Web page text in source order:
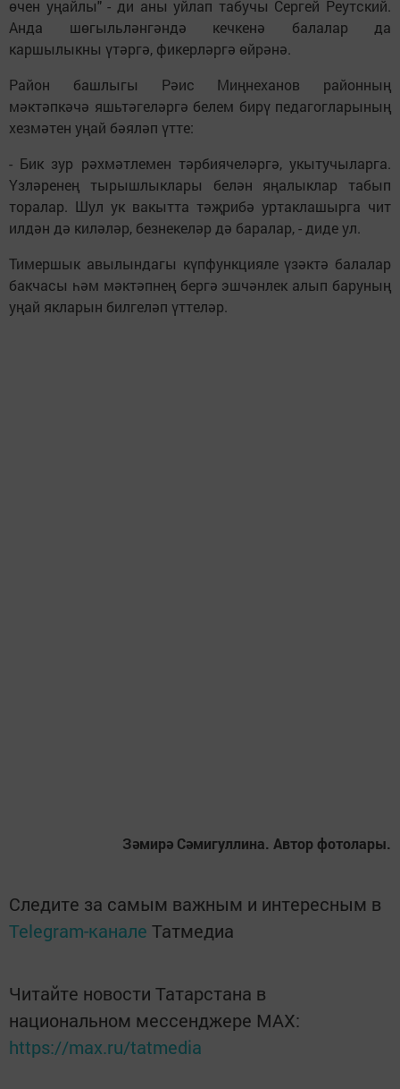
өчен уңайлы" - ди аны уйлап табучы Сергей Реутский.
Анда шөгыльләнгәндә кечкенә балалар да
каршылыкны үтәргә, фикерләргә өйрәнә.
Район башлыгы Рәис Миңнеханов районның
мәктәпкәчә яшьтәгеләргә белем бирү педагогларының
хезмәтен уңай бәяләп үтте:
- Бик зур рәхмәтлемен тәрбиячеләргә, укытучыларга.
Үзләренең тырышлыклары белән яңалыклар табып
торалар. Шул ук вакытта тәҗрибә уртаклашырга чит
илдән дә киләләр, безнекеләр дә баралар, - диде ул.
Тимершык авылындагы күпфункцияле үзәктә балалар
бакчасы һәм мәктәпнең бергә эшчәнлек алып баруның
уңай якларын билгеләп үттеләр.
Зәмирә Сәмигуллина. Автор фотолары.
Следите за самым важным и интересным в
Telegram-канале Татмедиа
Читайте новости Татарстана в
национальном мессенджере MАХ:
https://max.ru/tatmedia